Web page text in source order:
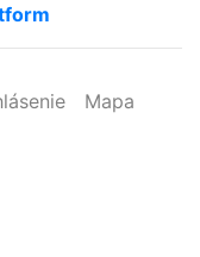
Mapa